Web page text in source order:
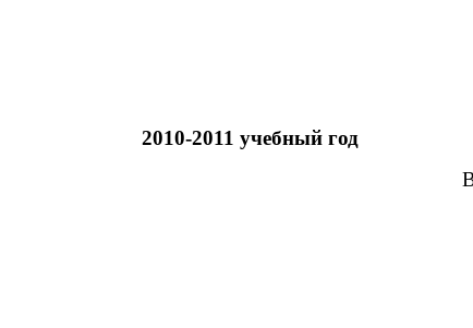
2010-2011 учебный год